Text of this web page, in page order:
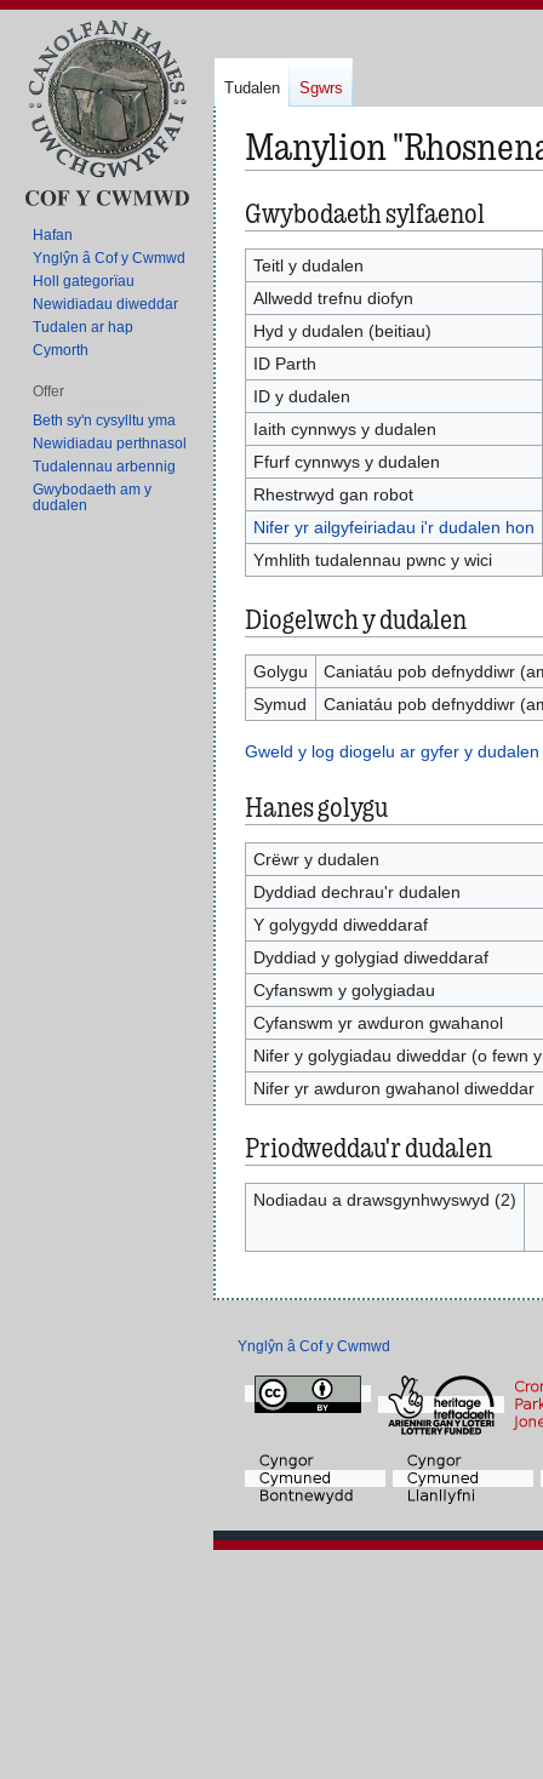
Manylion
Neidio
i'r
panel
llywio
Neidio
i'r
bar
chwilio
Gwybodaeth sylfaenol
Teitl y dudalen
Allwedd trefnu diofyn
Hyd y dudalen (beitiau)
ID Parth
ID y dudalen
Iaith cynnwys y dudalen
Ffurf cynnwys y dudalen
Rhestrwyd gan robot
Nifer yr ailgyfeiriadau i'r dudalen hon
Ymhlith tudalennau pwnc y wici
Diogelwch y dudalen
Golygu
Caniatáu pob defnyddiwr
Symud
Caniatáu pob defnyddiwr
Gweld y log diogelu ar gyfer y
Hanes golygu
Crëwr y dudalen
Dyddiad dechrau'r dudalen
Y golygydd diweddaraf
Dyddiad y golygiad diweddaraf
Cyfanswm y golygiadau
Cyfanswm yr awduron gwahanol
Nifer y golygiadau diweddar (o fewn
Nifer yr awduron gwahanol diweddar
Priodweddau'r dudalen
Nodiadau a drawsgynhwyswyd (2)
Tudalen Sgwrs
Hafan
Ynglŷn â Cof y Cwmwd
Holl gategorïau
Newidiadau diweddar
Tudalen ar hap
Cymorth
Offer
Beth sy'n cysylltu yma
Newidiadau perthnasol
Tudalennau arbennig
Gwybodaeth am y
dudalen
Ynglŷn â Cof y Cwmwd